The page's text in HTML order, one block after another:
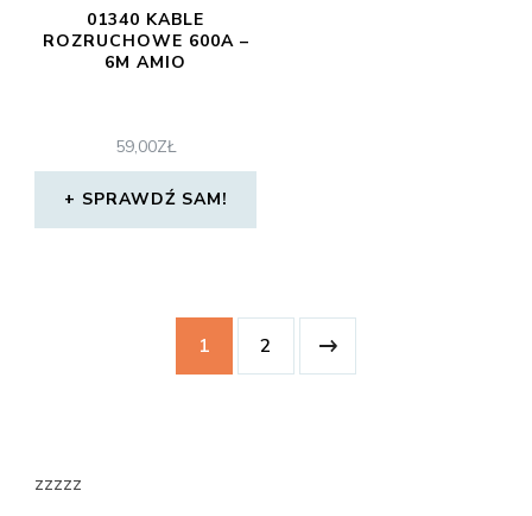
01340 KABLE
ROZRUCHOWE 600A –
6M AMIO
59,00ZŁ
SPRAWDŹ SAM!
1 2
zzzzz